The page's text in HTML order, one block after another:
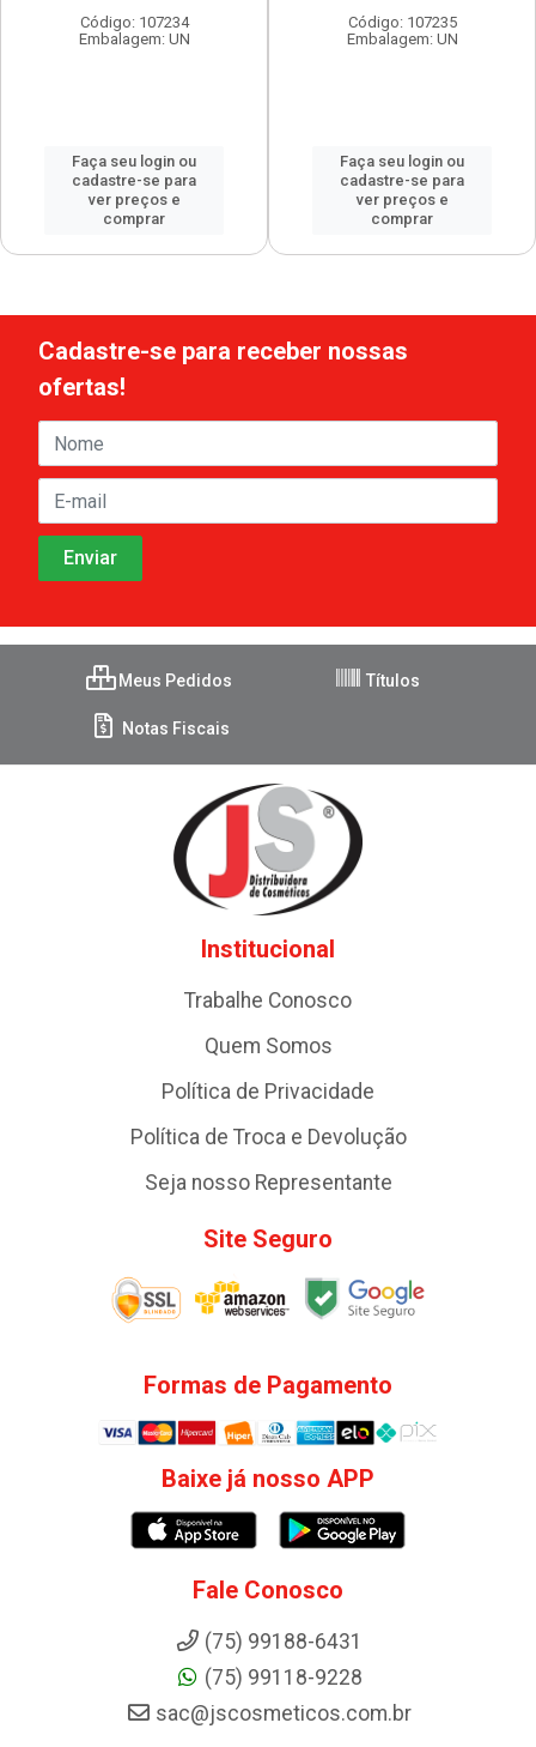
Código: 107234
Embalagem: UN
Faça seu login ou
cadastre-se para
ver preços e
comprar
Código: 107235
Embalagem: UN
Faça seu login ou
cadastre-se para
ver preços e
comprar
Cadastre-se para receber nossas
ofertas!
Meus Pedidos Títulos
Notas Fiscais
Institucional
Trabalhe Conosco
Quem Somos
Política de Privacidade
Política de Troca e Devolução
Seja nosso Representante
Site Seguro
Formas de Pagamento
Baixe já nosso APP
Fale Conosco
(75) 99188-6431
(75) 99118-9228
sac@jscosmeticos.com.br